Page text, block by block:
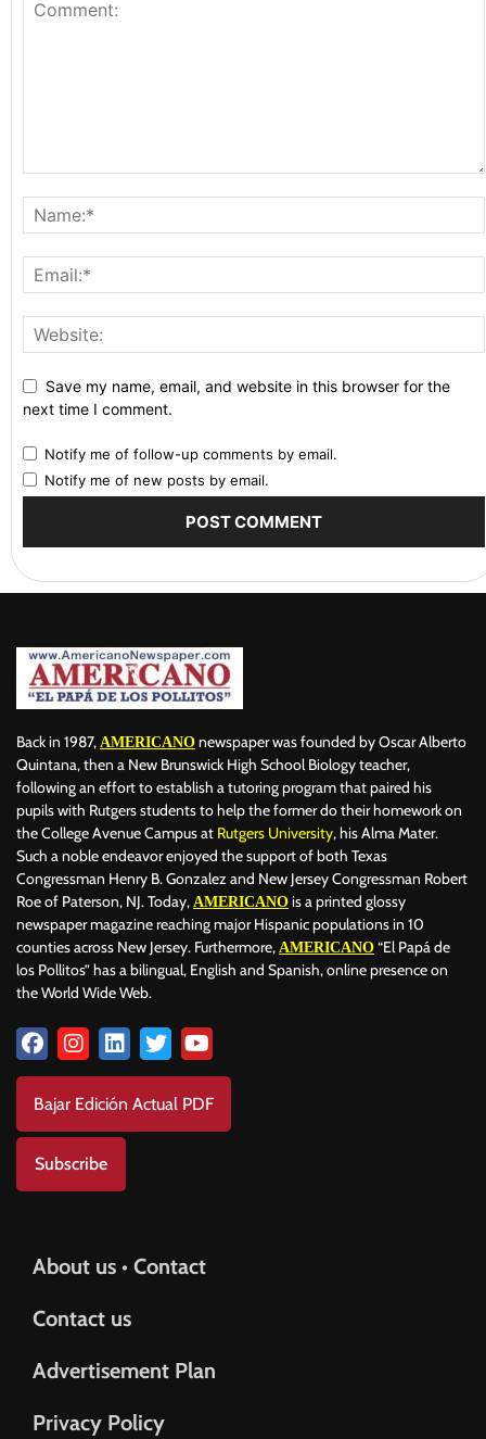
Save my name, email, and website in this browser for the
next time I comment.
Notify me of follow-up comments by email.
Notify me of new posts by email.
Back in 1987, AMERICANO newspaper was founded by Oscar Alberto
Quintana, then a New Brunswick High School Biology teacher,
following an effort to establish a tutoring program that paired his
pupils with Rutgers students to help the former do their homework on
the College Avenue Campus at Rutgers University, his Alma Mater.
Such a noble endeavor enjoyed the support of both Texas
Congressman Henry B. Gonzalez and New Jersey Congressman Robert
Roe of Paterson, NJ. Today, AMERICANO is a printed glossy
newspaper magazine reaching major Hispanic populations in 10
counties across New Jersey. Furthermore, AMERICANO “El Papá de
los Pollitos” has a bilingual, English and Spanish, online presence on
the World Wide Web.
Bajar Edición Actual PDF
Subscribe
About us • Contact
Contact us
Advertisement Plan
Privacy Policy